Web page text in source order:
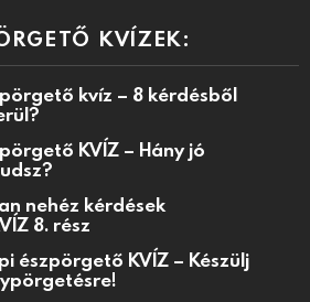
KVÍZEK:
kvíz – 8 kérdésből
KVÍZ – Hány jó
nehéz kérdések
8. rész
észpörgető KVÍZ – Készülj